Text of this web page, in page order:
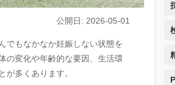
公開日: 2026-05-01
でもなかなか妊娠しない状態を
の変化や年齢的な要因、生活環
多くあります。